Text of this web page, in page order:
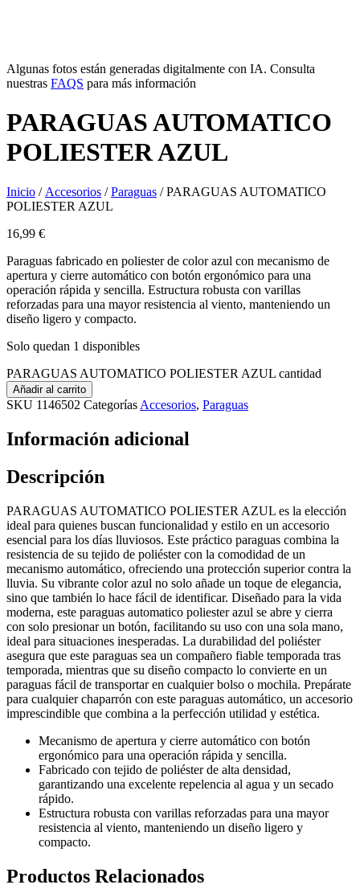
Algunas fotos están generadas digitalmente con IA. Consulta
nuestras FAQS para más información
PARAGUAS AUTOMATICO
POLIESTER AZUL
Inicio / Accesorios /Paraguas / PARAGUAS AUTOMATICO
POLIESTER AZUL
16,99 €
Paraguas fabricado en poliester de color azul con mecanismo de
apertura y cierre automático con botón ergonómico para una
operación rápida y sencilla. Estructura robusta con varillas
reforzadas para una mayor resistencia al viento, manteniendo un
diseño ligero y compacto.
Solo quedan 1 disponibles
PARAGUAS AUTOMATICO POLIESTER AZUL cantidad
Añadir al carrito
SKU 1146502 Categorías Accesorios, Paraguas
Información adicional
Descripción
PARAGUAS AUTOMATICO POLIESTER AZUL es la elección
ideal para quienes buscan funcionalidad y estilo en un accesorio
esencial para los días lluviosos. Este práctico paraguas combina la
resistencia de su tejido de poliéster con la comodidad de un
mecanismo automático, ofreciendo una protección superior contra la
lluvia. Su vibrante color azul no solo añade un toque de elegancia,
sino que también lo hace fácil de identificar. Diseñado para la vida
moderna, este paraguas automatico poliester azul se abre y cierra
con solo presionar un botón, facilitando su uso con una sola mano,
ideal para situaciones inesperadas. La durabilidad del poliéster
asegura que este paraguas sea un compañero fiable temporada tras
temporada, mientras que su diseño compacto lo convierte en un
paraguas fácil de transportar en cualquier bolso o mochila. Prepárate
para cualquier chaparrón con este paraguas automático, un accesorio
imprescindible que combina a la perfección utilidad y estética.
Mecanismo de apertura y cierre automático con botón
ergonómico para una operación rápida y sencilla.
Fabricado con tejido de poliéster de alta densidad,
garantizando una excelente repelencia al agua y un secado
rápido.
Estructura robusta con varillas reforzadas para una mayor
resistencia al viento, manteniendo un diseño ligero y
compacto.
Productos Relacionados